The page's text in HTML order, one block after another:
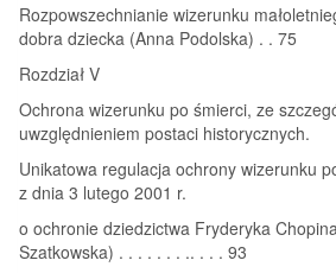
Rozpowszechnianie wizerunku
dobra dziecka (Anna Podolska) . . 75
Rozdział V
Ochrona wizerunku po śmierci, ze
uwzględnieniem postaci historycznych.
Unikatowa regulacja ochrony wizerunku
z dnia 3 lutego 2001 r.
o ochronie dziedzictwa Fryderyka
Szatkowska) . . . . . . . .. . . . 93